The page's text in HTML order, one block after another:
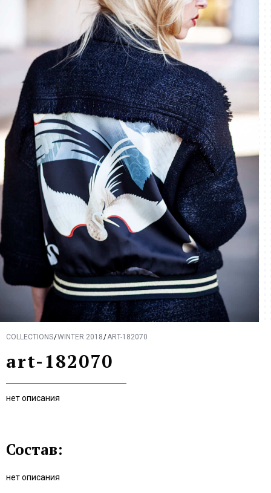
COLLECTIONS WINTER 2018 ART-182070
art-182070
нет описания
Состав:
нет описания